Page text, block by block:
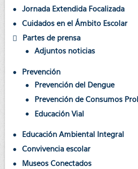
Jornada Extendida Focalizada
Cuidados en el Ámbito Escolar
Partes de prensa
Adjuntos noticias
Prevención
Prevención del Dengue
Prevención de Consumos
Educación Vial
Educación Ambiental Integral
Convivencia escolar
Museos Conectados